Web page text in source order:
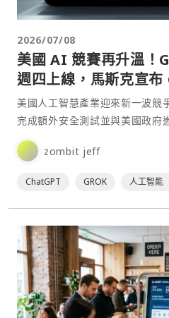
2026/07/08
美國 AI 競賽再升溫！
週四上線，馬斯克宣
登場
美國人工智慧產業迎來新一波競
完成額外安全測試並與美國政府
獲得川普（Donald Trump）政
zombit jeff
ChatGPT GROK 人工智能